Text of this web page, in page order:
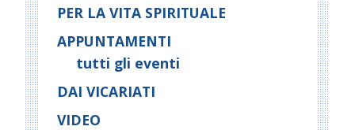
PER LA VITA SPIRITUALE
APPUNTAMENTI
tutti gli eventi
DAI VICARIATI
VIDEO